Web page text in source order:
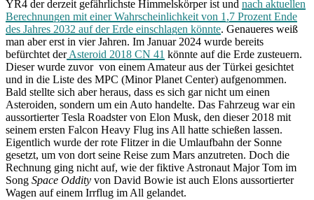
YR4 der derzeit gefährlichste Himmelskörper ist und nach aktuellen
Berechnungen mit einer Wahrscheinlichkeit von 1,7 Prozent Ende
des Jahres 2032 auf der Erde einschlagen könnte. Genaueres weiß
man aber erst in vier Jahren. Im Januar 2024 wurde bereits
befürchtet derAsteroid 2018 CN 41 könnte auf die Erde zusteuern.
Dieser wurde zuvor von einem Amateur aus der Türkei gesichtet
und in die Liste des MPC (Minor Planet Center) aufgenommen.
Bald stellte sich aber heraus, dass es sich gar nicht um einen
Asteroiden, sondern um ein Auto handelte. Das Fahrzeug war ein
aussortierter Tesla Roadster von Elon Musk, den dieser 2018 mit
seinem ersten Falcon Heavy Flug ins All hatte schießen lassen.
Eigentlich wurde der rote Flitzer in die Umlaufbahn der Sonne
gesetzt, um von dort seine Reise zum Mars anzutreten. Doch die
Rechnung ging nicht auf, wie der fiktive Astronaut Major Tom im
Song Space Oddity von David Bowie ist auch Elons aussortierter
Wagen auf einem Irrflug im All gelandet.